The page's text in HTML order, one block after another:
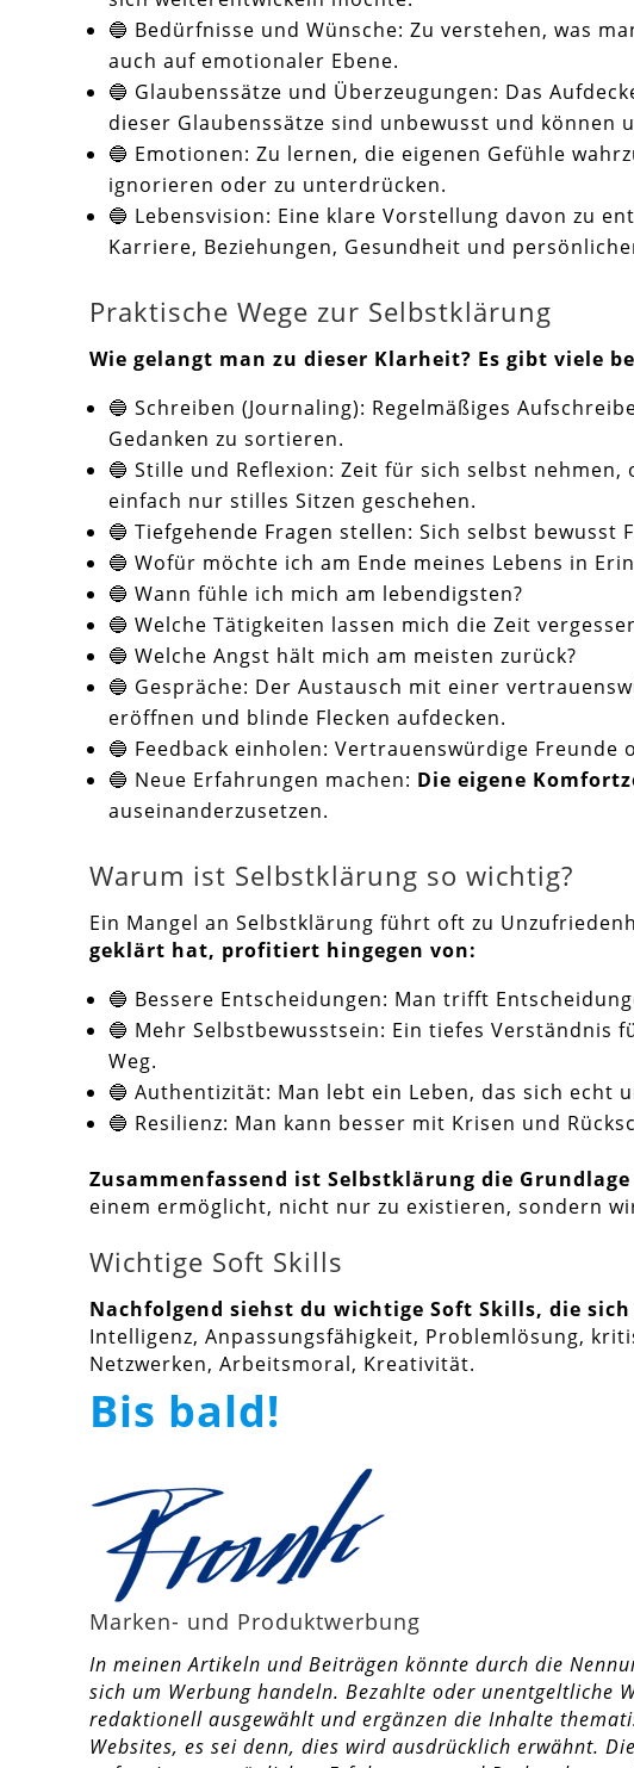
🔵 Bedürfnisse und Wünsche: Zu verstehen, was
auch auf emotionaler Ebene.
🔵 Glaubenssätze und Überzeugungen: Das
dieser Glaubenssätze sind unbewusst und können
🔵 Emotionen: Zu lernen, die eigenen Gefühle
ignorieren oder zu unterdrücken.
🔵 Lebensvision: Eine klare Vorstellung davon zu
Karriere, Beziehungen, Gesundheit und
Praktische Wege zur Selbstklärung
Wie gelangt man zu dieser Klarheit? Es gibt viele
🔵 Schreiben (Journaling): Regelmäßiges
Gedanken zu sortieren.
🔵 Stille und Reflexion: Zeit für sich selbst
einfach nur stilles Sitzen geschehen.
🔵 Tiefgehende Fragen stellen: Sich selbst
🔵 Wofür möchte ich am Ende meines Lebens in
🔵 Wann fühle ich mich am lebendigsten?
🔵 Welche Tätigkeiten lassen mich die Zeit
🔵 Welche Angst hält mich am meisten zurück?
🔵 Gespräche: Der Austausch mit einer
eröffnen und blinde Flecken aufdecken.
🔵 Feedback einholen: Vertrauenswürdige
🔵 Neue Erfahrungen machen: Die eigene
auseinanderzusetzen.
Warum ist Selbstklärung so wichtig?
Ein Mangel an Selbstklärung führt oft zu
geklärt hat, profitiert hingegen von:
🔵 Bessere Entscheidungen: Man trifft
🔵 Mehr Selbstbewusstsein: Ein tiefes Verständnis
Weg.
🔵 Authentizität: Man lebt ein Leben, das sich echt
🔵 Resilienz: Man kann besser mit Krisen und
Zusammenfassend ist Selbstklärung die
einem ermöglicht, nicht nur zu existieren, sondern
Wichtige Soft Skills
Nachfolgend siehst du wichtige Soft Skills, die
Intelligenz, Anpassungsfähigkeit, Problemlösung,
Netzwerken, Arbeitsmoral, Kreativität.
Bis bald!
Marken- und Produktwerbung
In meinen Artikeln und Beiträgen könnte durch die
sich um Werbung handeln. Bezahlte oder unentgeltliche
redaktionell ausgewählt und ergänzen die Inhalte
Websites, es sei denn, dies wird ausdrücklich erwähnt.